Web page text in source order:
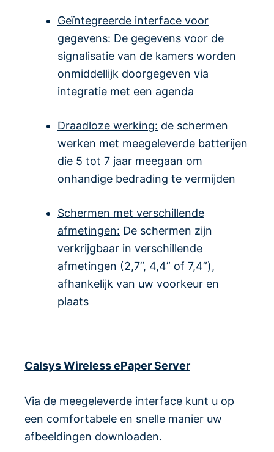
Geïntegreerde interface voor
gegevens: De gegevens voor de
signalisatie van de kamers worden
onmiddellijk doorgegeven via
integratie met een agenda
Draadloze werking: de schermen
werken met meegeleverde batterijen
die 5 tot 7 jaar meegaan om
onhandige bedrading te vermijden
Schermen met verschillende
afmetingen: De schermen zijn
verkrijgbaar in verschillende
afmetingen (2,7”, 4,4” of 7,4”),
afhankelijk van uw voorkeur en
plaats
Calsys Wireless ePaper Server
Via de meegeleverde interface kunt u op
een comfortabele en snelle manier uw
afbeeldingen downloaden.